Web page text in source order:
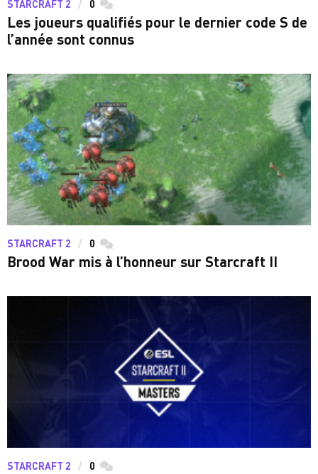
STARCRAFT 2 0 commentaires
Les joueurs qualifiés pour le dernier code S de
l’année sont connus
STARCRAFT 2 0 commentaires
Brood War mis à l’honneur sur Starcraft II
STARCRAFT 2 0 commentaires